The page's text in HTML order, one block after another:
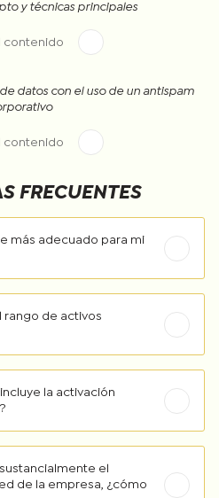
y técnicas principales
contenido
datos con el uso de un antispam
contenido
FRECUENTES
más adecuado para mi
rango de activos
la activación
el
de la empresa, ¿cómo